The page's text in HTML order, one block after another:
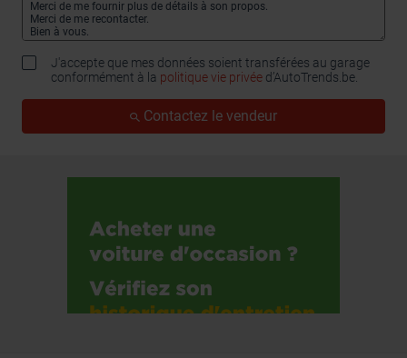
J'accepte que mes données soient transférées au garage
conformément à la politique vie privée d’AutoTrends.be.
Contactez le vendeur